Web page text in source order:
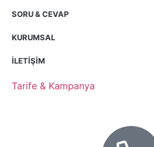
SORU & CEVAP
KURUMSAL
İLETIŞIM
Tarife & Kampanya